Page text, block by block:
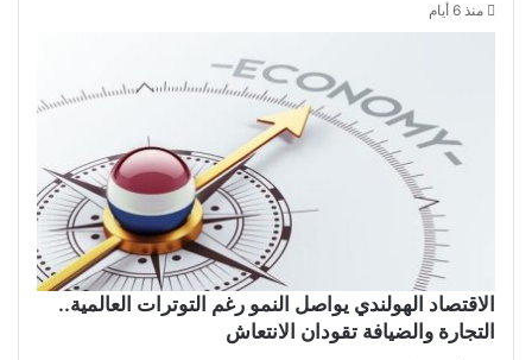
منذ 6 أيام
الاقتصاد الهولندي يواصل النمو رغم التوترات العالمية..
التجارة والضيافة تقودان الانتعاش